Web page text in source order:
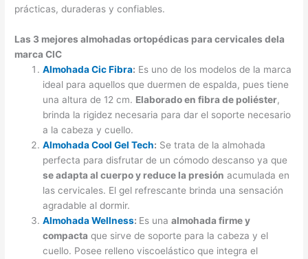
prácticas, duraderas y confiables.
Las 3 mejores almohadas ortopédicas para cervicales dela
marca CIC
Almohada Cic Fibra: Es uno de los modelos de la marca
ideal para aquellos que duermen de espalda, pues tiene
una altura de 12 cm. Elaborado en fibra de poliéster,
brinda la rigidez necesaria para dar el soporte necesario
a la cabeza y cuello.
Almohada Cool Gel Tech: Se trata de la almohada
perfecta para disfrutar de un cómodo descanso ya que
se adapta al cuerpo y reduce la presión acumulada en
las cervicales. El gel refrescante brinda una sensación
agradable al dormir.
Almohada Wellness: Es unaalmohada firme y
compacta que sirve de soporte para la cabeza y el
cuello. Posee relleno viscoelástico que integra el